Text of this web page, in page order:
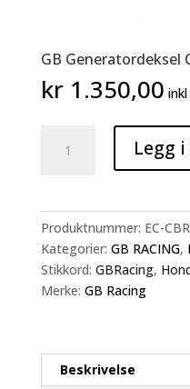
GB Generatordeksel
kr1.350,00
GeneratordekselLegg
Produktnummer: EC-
Kategorier: GB RACING,
Stikkord: GBRacing,
Merke: GB Racing
Beskrivelse